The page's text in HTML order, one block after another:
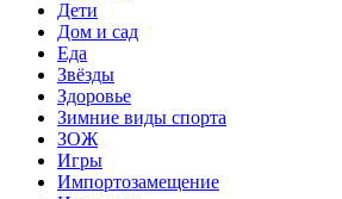
Дети
Дом и сад
Еда
Звёзды
Здоровье
Зимние виды спорта
ЗОЖ
Игры
Импортозамещение